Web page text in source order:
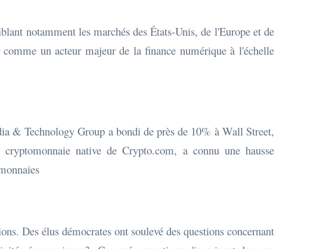
notamment les marchés des États-Unis, de l'Europe et de
un acteur majeur de la finance numérique à l'échelle
& Technology Group a bondi de près de 10% à Wall Street,
native de Crypto.com, a connu une hausse
Des élus démocrates ont soulevé des questions concernant